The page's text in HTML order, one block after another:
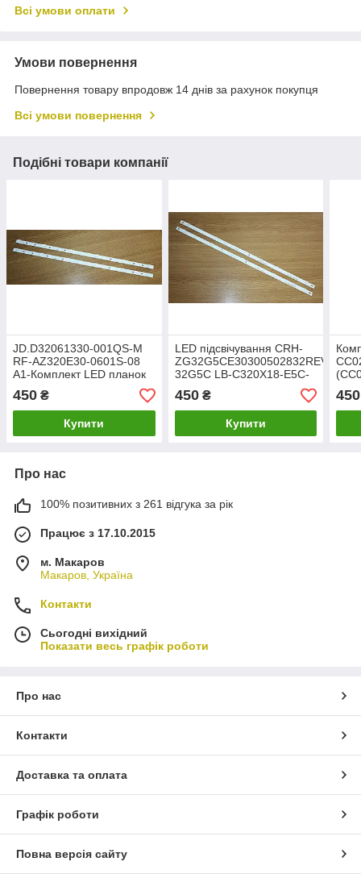
Всі умови оплати
Умови повернення
Повернення товару впродовж 14 днів за рахунок покупця
Всі умови повернення
Подібні товари компанії
JD.D32061330-001QS-M
RF-AZ320E30-0601S-08
A1-Комплект LED планок
450 ₴
Купити
LED підсвічування CRH-
ZG32G5CE30300502832REV1.1
32G5C LB-C320X18-E5C-
H-G01-XRD2
450₴
Купити
450
Про нас
100% позитивних з 261 відгука за рік
Працює з 17.10.2015
м. Макаров
Макаров, Україна
Контакти
Сьогодні вихідний
Показати весь графік роботи
Про нас
Контакти
Доставка та оплата
Графік роботи
Повна версія сайту